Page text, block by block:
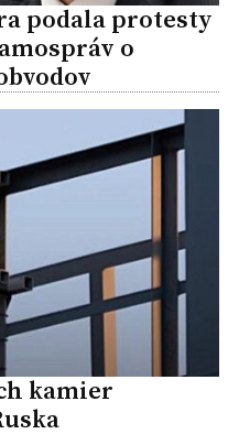
podala protesty
o
kamier